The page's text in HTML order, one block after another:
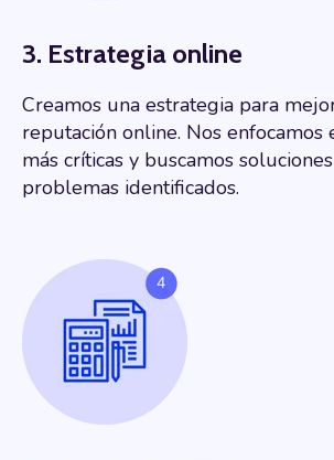
3. Estrategia online
Creamos una estrategia para
reputación online. Nos enfocamos
más críticas y buscamos
problemas identificados.